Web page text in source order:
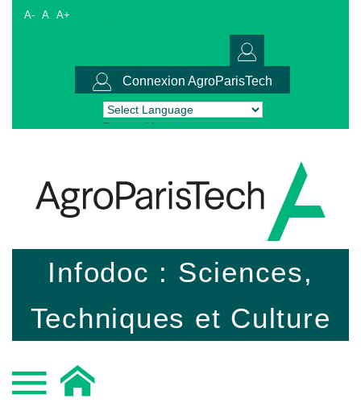
A- A A+
Connexion AgroParisTech
Powered by Translate
Infodoc : Sciences,
Techniques et Culture